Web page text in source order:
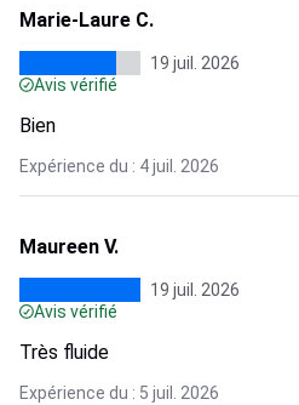
Marie-Laure C.
19 juil. 2026
Avis vérifié
Bien
Expérience du : 4 juil. 2026
Maureen V.
19 juil. 2026
Avis vérifié
Très fluide
Expérience du : 5 juil. 2026